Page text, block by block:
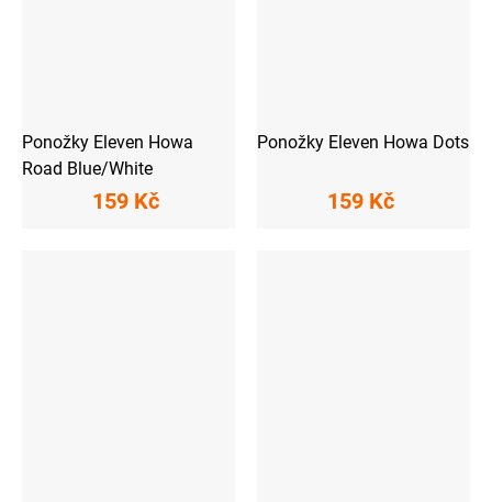
Ponožky Eleven Howa
Road Blue/White
159 Kč
Ponožky Eleven Howa Dots
159 Kč